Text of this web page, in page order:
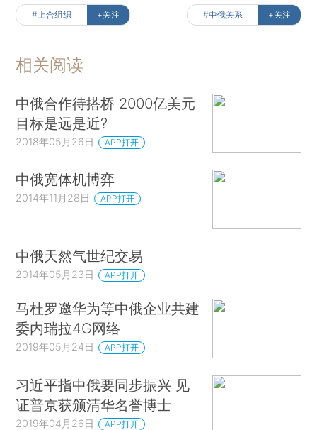
#上合组织 +关注 #中俄关系 +关注
相关阅读
中俄合作待搭桥 2000亿美元
目标是远是近?
2018年05月26日 APP打开
中俄宽体机博弈
2014年11月28日 APP打开
中俄天然气世纪交易
2014年05月23日 APP打开
马杜罗邀华为等中俄企业共建
委内瑞拉4G网络
2019年05月24日 APP打开
习近平指中俄要同步振兴 见
证普京获颁清华名誉博士
2019年04月26日 APP打开